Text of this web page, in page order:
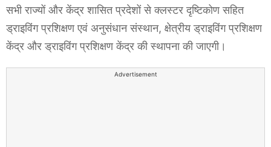
सभी राज्यों और केंद्र शासित प्रदेशों से क्लस्टर दृष्टिकोण सहित
ड्राइविंग प्रशिक्षण एवं अनुसंधान संस्थान, क्षेत्रीय ड्राइविंग प्रशिक्षण
केंद्र और ड्राइविंग प्रशिक्षण केंद्र की स्थापना की जाएगी।
Advertisement